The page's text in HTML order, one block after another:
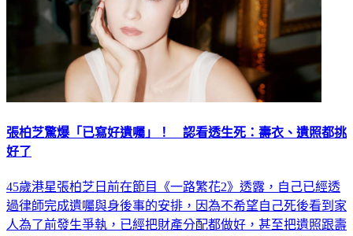
張柏芝驚爆「已寫好遺囑」！ 認看透生死：壽衣、遺照都挑
好了
45歲港星張柏芝日前在節目《一路繁花2》透露，自己已經透
過律師完成遺囑與身後事的安排，因為不希望自己死後看到家
人為了前發生爭執，已經把財產分配都做好，甚至把遺照跟壽